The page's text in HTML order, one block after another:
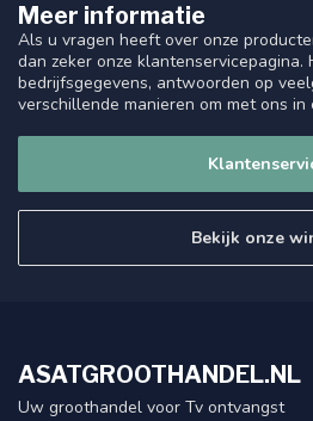
Meer informatie
Als u vragen heeft over onze
dan zeker onze klantenservicepagina.
bedrijfsgegevens, antwoorden op
verschillende manieren om met ons in
Bekijk onze
ASATGROOTHANDEL.NL
Uw groothandel voor Tv ontvangst